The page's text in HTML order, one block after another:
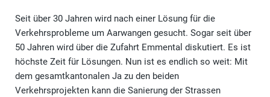
Seit über 30 Jahren wird nach einer Lösung für die
Verkehrsprobleme um Aarwangen gesucht. Sogar seit über
50 Jahren wird über die Zufahrt Emmental diskutiert. Es ist
höchste Zeit für Lösungen. Nun ist es endlich so weit: Mit
dem gesamtkantonalen Ja zu den beiden
Verkehrsprojekten kann die Sanierung der Strassen